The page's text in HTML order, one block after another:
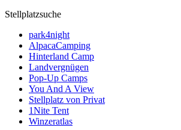
Stellplatzsuche
park4night
AlpacaCamping
Hinterland Camp
Landvergnügen
Pop-Up Camps
You And A View
Stellplatz von Privat
1Nite Tent
Winzeratlas